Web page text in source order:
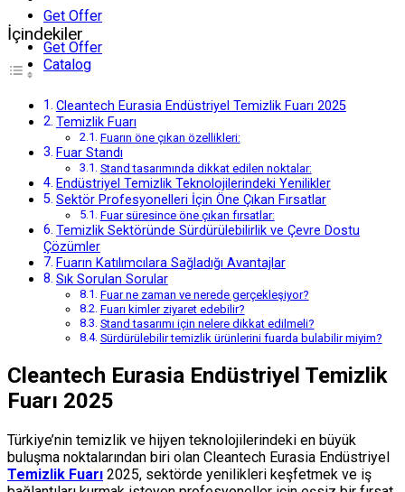
Get Offer
Get Offer
Catalog
İçindekiler
Cleantech Eurasia Endüstriyel Temizlik Fuarı 2025
Temizlik Fuarı
Fuarın öne çıkan özellikleri:
Fuar Standı
Stand tasarımında dikkat edilen noktalar:
Endüstriyel Temizlik Teknolojilerindeki Yenilikler
Sektör Profesyonelleri İçin Öne Çıkan Fırsatlar
Fuar süresince öne çıkan fırsatlar:
Temizlik Sektöründe Sürdürülebilirlik ve Çevre Dostu
Çözümler
Fuarın Katılımcılara Sağladığı Avantajlar
Sık Sorulan Sorular
Fuar ne zaman ve nerede gerçekleşiyor?
Fuarı kimler ziyaret edebilir?
Stand tasarımı için nelere dikkat edilmeli?
Sürdürülebilir temizlik ürünlerini fuarda bulabilir miyim?
Cleantech Eurasia Endüstriyel Temizlik
Fuarı 2025
Türkiye’nin temizlik ve hijyen teknolojilerindeki en büyük
buluşma noktalarından biri olan Cleantech Eurasia Endüstriyel
Temizlik Fuarı 2025, sektörde yenilikleri keşfetmek ve iş